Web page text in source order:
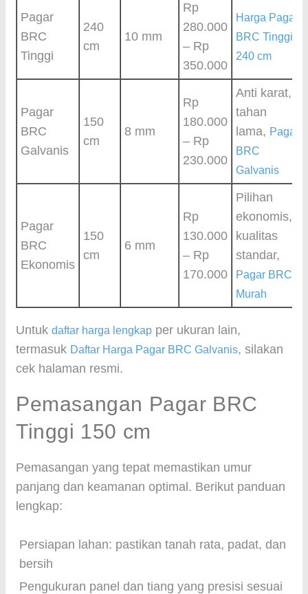
Pagar
BRC
Tinggi
240
cm
10 mm
Rp
280.000
– Rp
350.000
Harga Pagar
BRC Tinggi
240 cm
Pagar
BRC
Galvanis
150
cm
8 mm
Rp
180.000
– Rp
230.000
Anti karat,
tahan
lama, Pagar
BRC
Galvanis
Pagar
BRC
Ekonomis
150
cm
6 mm
Rp
130.000
– Rp
170.000
Pilihan
ekonomis,
kualitas
standar,
Pagar BRC
Murah
Untuk daftar harga lengkap per ukuran lain,
termasuk Daftar Harga Pagar BRC Galvanis, silakan
cek halaman resmi.
Pemasangan Pagar BRC
Tinggi 150 cm
Pemasangan yang tepat memastikan umur
panjang dan keamanan optimal. Berikut panduan
lengkap:
Persiapan lahan: pastikan tanah rata, padat, dan
bersih
Pengukuran panel dan tiang yang presisi sesuai